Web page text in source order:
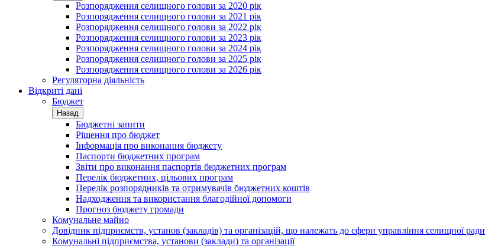
Розпорядження селищного голови за 2020 рік
Розпорядження селищного голови за 2021 рік
Розпорядження селищного голови за 2022 рік
Розпорядження селищного голови за 2023 рік
Розпорядження селищного голови за 2024 рік
Розпорядження селищного голови за 2025 рік
Розпорядження селищного голови за 2026 рік
Регуляторна діяльність
Відкриті дані
Бюджет
Назад
Бюджетні запити
Рішення про бюджет
Інформація про виконання бюджету
Паспорти бюджетних програм
Звіти про виконання паспортів бюджетних програм
Перелік бюджетних, цільових програм
Перелік розпорядників та отримувачів бюджетних коштів
Надходження та використання благодійної допомоги
Прогноз бюджету громади
Комунальне майно
Довідник підприємств, установ (закладів) та організацій, що належать до сфери управління селищної ради
Комунальні підприємства, установи (заклади) та організації